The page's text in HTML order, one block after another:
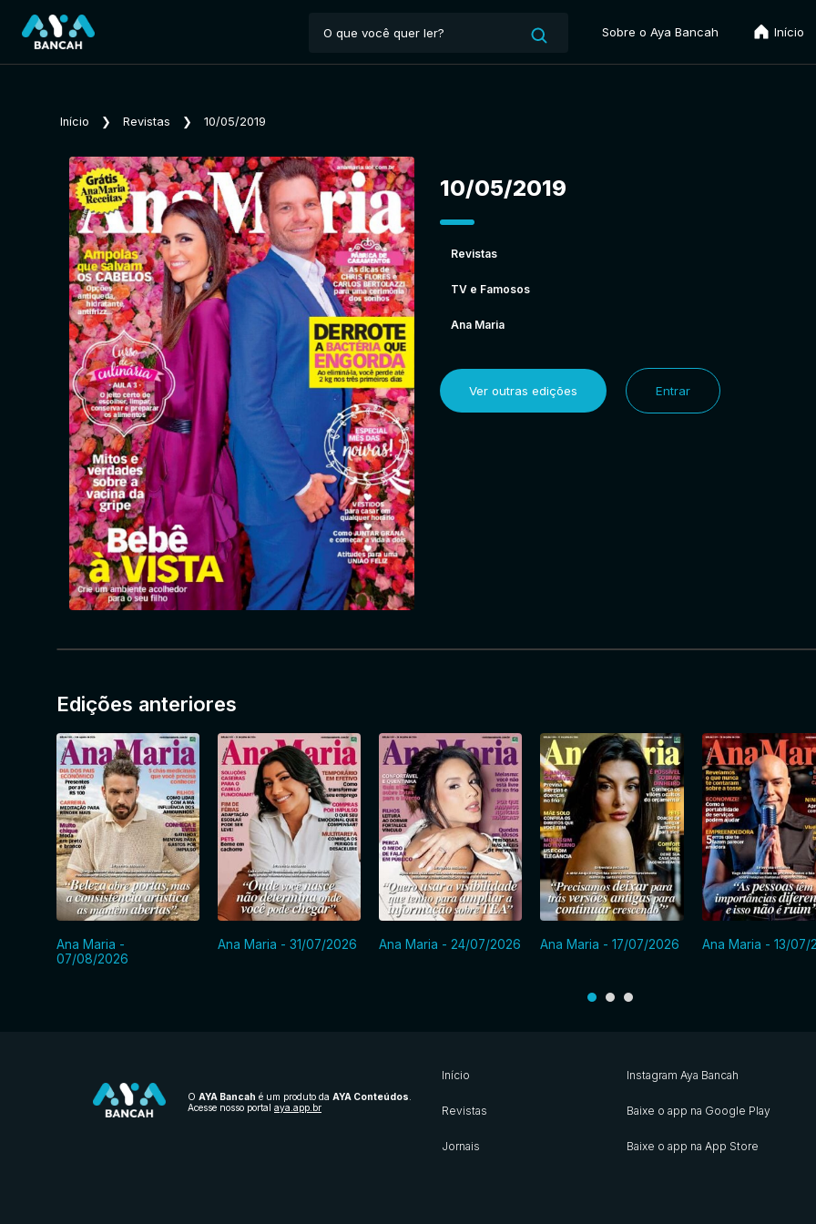
Sobre o Aya Bancah Início
Início ❯ Revistas ❯ 10/05/2019
10/05/2019
Revistas
TV e Famosos
Ana Maria
Ver outras edições Entrar
Edições anteriores
Ana Maria -
07/08/2026
Ana Maria - 31/07/2026 Ana Maria - 24/07/2026 Ana Maria - 17/07/2026 Ana Maria - 13/07/
O AYA Bancah é um produto da AYA Conteúdos
Acesse nosso portal aya.app.br
Início
Revistas
Jornais
Instagram Aya Bancah
Baixe o app na Google Play
Baixe o app na App Store